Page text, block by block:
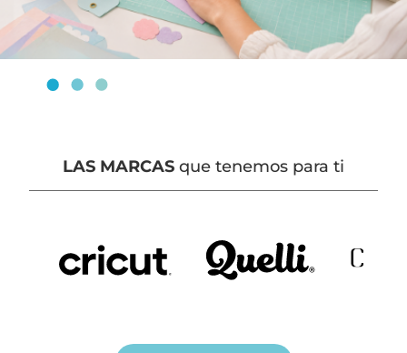
LAS MARCAS que tenemos para ti